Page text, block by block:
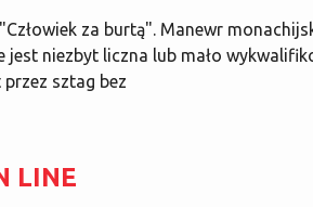
za burtą". Manewr
niezbyt liczna lub mało
sztag bez
LINE